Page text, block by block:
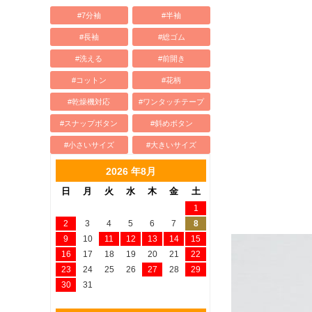
#7分袖 #半袖
#長袖 #総ゴム
#洗える #前開き
#コットン #花柄
#乾燥機対応 #ワンタッチテープ
#スナップボタン #斜めボタン
#小さいサイズ #大きいサイズ
2026 年8月
日 月 火 水 木 金 土
1
2
3 4 5 6 7
8
9
10 11 12 13 14
15
16
17 18 19 20 21
22
23
24 25 26 27 28
29
30
31